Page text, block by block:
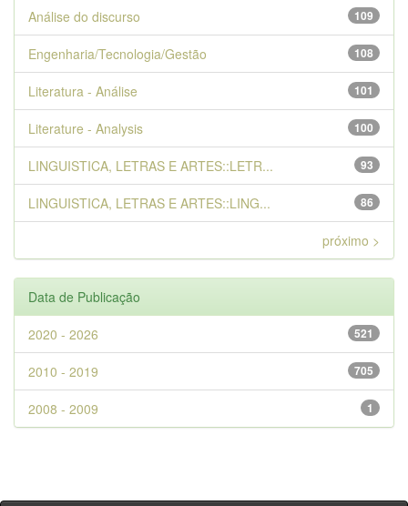
109
Análise do discurso
108
Engenharia/Tecnologia/Gestão
101
Literatura - Análise
100
Literature - Analysis
93
LINGUISTICA, LETRAS E ARTES::LETR...
86
LINGUISTICA, LETRAS E ARTES::LING...
próximo >
Data de Publicação
521
2020 - 2026
705
2010 - 2019
1
2008 - 2009